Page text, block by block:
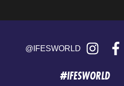
@IFESWORLD Instagram
#IFESWORLD